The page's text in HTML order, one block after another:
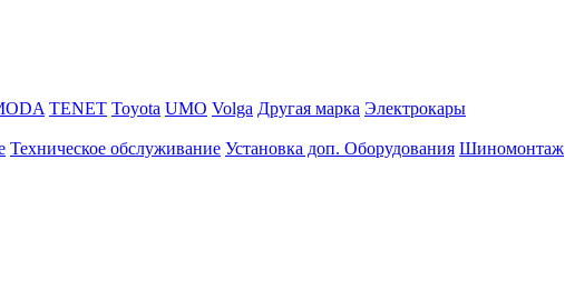
TENET Toyota UMO Volga Другая марка Электрокары
Техническое обслуживание Установка доп. Оборудования Шиномонтаж